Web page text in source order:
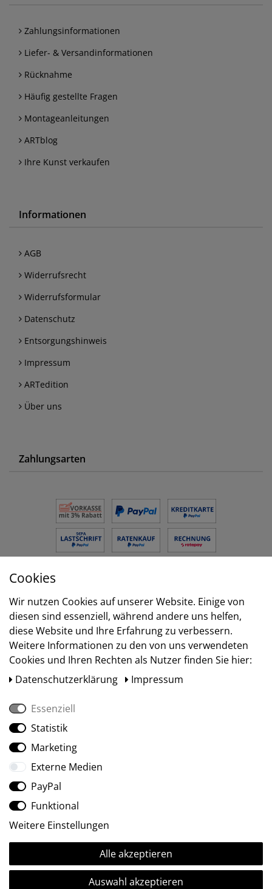
Zahlungsinformationen
Liefer- & Versandinformationen
Rücknahme
Häufig gestellte Fragen
Montageanleitungen
ARTblog
Ihre Kunst verkaufen
Informationen
AGB
Widerrufsrecht
Widerrufsformular
Datenschutz
Entsorgungshinweis
Impressum
ARTedition
Über uns
Zahlungsarten
Versand
Social Media
Ⓒ2009-2026 ARTland GmbH • Alle Rechte vorbehalten.
Cookies
Wir nutzen Cookies auf unserer Website. Einige von
diesen sind essenziell, während andere uns helfen,
diese Website und Ihre Erfahrung zu verbessern.
Weitere Informationen zu den von uns verwendeten
Cookies und Ihren Rechten als Nutzer finden Sie hier:
Daten­schutz­erklärung
Impressum
Essenziell
Statistik
Marketing
Externe Medien
PayPal
Funktional
Weitere Einstellungen
Alle akzeptieren
Auswahl akzeptieren